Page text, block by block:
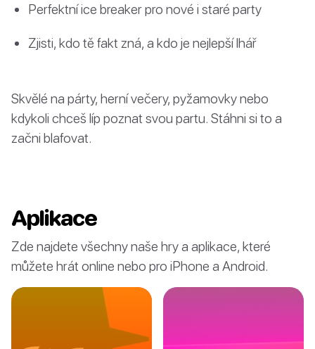
Perfektní ice breaker pro nové i staré party
Zjisti, kdo tě fakt zná, a kdo je nejlepší lhář
Skvělé na párty, herní večery, pyžamovky nebo
kdykoli chceš líp poznat svou partu. Stáhni si to a
začni blafovat.
Aplikace
Zde najdete všechny naše hry a aplikace, které
můžete hrát online nebo pro iPhone a Android.